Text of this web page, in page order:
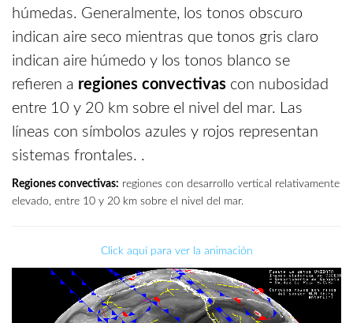
húmedas. Generalmente, los tonos obscuro
indican aire seco mientras que tonos gris claro
indican aire húmedo y los tonos blanco se
refieren a regiones convectivas con nubosidad
entre 10 y 20 km sobre el nivel del mar. Las
líneas con símbolos azules y rojos representan
sistemas frontales. .
Regiones convectivas: regiones con desarrollo vertical relativamente
elevado, entre 10 y 20 km sobre el nivel del mar.
Click aquí para ver la animación